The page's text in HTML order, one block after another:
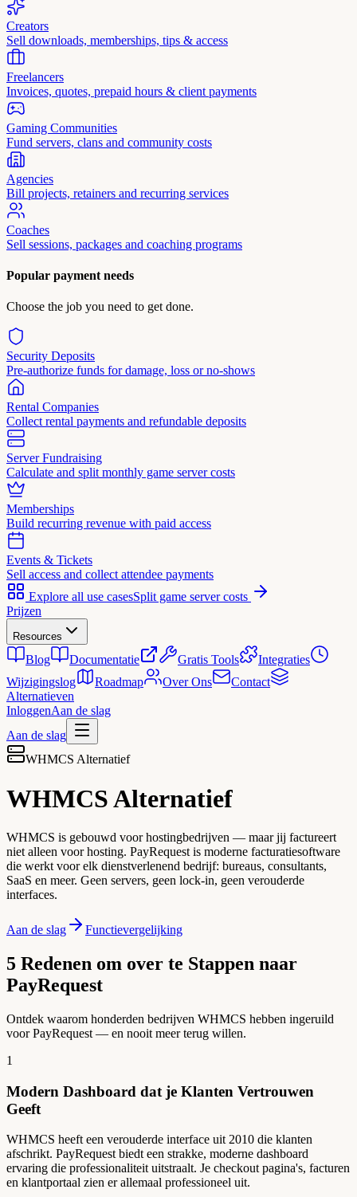
Creators
Sell downloads, memberships, tips & access
Freelancers
Invoices, quotes, prepaid hours & client payments
Gaming Communities
Fund servers, clans and community costs
Agencies
Bill projects, retainers and recurring services
Coaches
Sell sessions, packages and coaching programs
Popular payment needs
Choose the job you need to get done.
Security Deposits
Pre-authorize funds for damage, loss or no-shows
Rental Companies
Collect rental payments and refundable deposits
Server Fundraising
Calculate and split monthly game server costs
Memberships
Build recurring revenue with paid access
Events & Tickets
Sell access and collect attendee payments
Explore all use casesSplit game server costs
Prijzen
Resources
Blog Documentatie Gratis Tools
Integraties
Wijzigingslog
Roadmap Over Ons
Contact
Alternatieven
InloggenAan de slag
Aan de slag
WHMCS Alternatief
WHMCSAlternatief
WHMCS is gebouwd voor hostingbedrijven — maar jij factureert
niet alleen voor hosting. PayRequest is moderne facturatiesoftware
die werkt voor elk dienstverlenend bedrijf: bureaus, consultants,
SaaS en meer. Geen servers, geen lock-in, geen verouderde
interfaces.
Aan de slag Functievergelijking
5 Redenen om over te Stappen naar
PayRequest
Ontdek waarom honderden bedrijven WHMCS hebben ingeruild
voor PayRequest — en nooit meer terug willen.
1
Modern Dashboard dat je Klanten Vertrouwen
Geeft
WHMCS heeft een verouderde interface uit 2010 die klanten
afschrikt. PayRequest biedt een strakke, moderne dashboard
ervaring die professionaliteit uitstraalt. Je checkout pagina's, facturen
en klantportaal zien er allemaal professioneel uit.